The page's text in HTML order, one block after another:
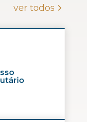
ver todos